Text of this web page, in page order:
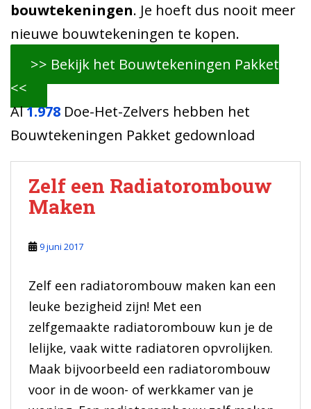
bouwtekeningen. Je hoeft dus nooit meer
nieuwe bouwtekeningen te kopen.
>> Bekijk het Bouwtekeningen Pakket
<<
Al1.978 Doe-Het-Zelvers hebben het
Bouwtekeningen Pakket gedownload
Zelf een Radiatorombouw
Maken
9 juni 2017
Zelf een radiatorombouw maken kan een
leuke bezigheid zijn! Met een
zelfgemaakte radiatorombouw kun je de
lelijke, vaak witte radiatoren opvrolijken.
Maak bijvoorbeeld een radiatorombouw
voor in de woon- of werkkamer van je